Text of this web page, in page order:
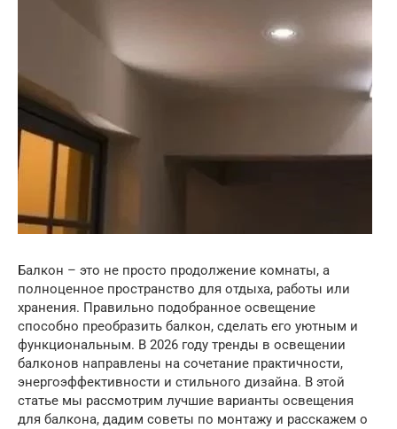
Балкон – это не просто продолжение комнаты, а
полноценное пространство для отдыха, работы или
хранения. Правильно подобранное освещение
способно преобразить балкон, сделать его уютным и
функциональным. В 2026 году тренды в освещении
балконов направлены на сочетание практичности,
энергоэффективности и стильного дизайна. В этой
статье мы рассмотрим лучшие варианты освещения
для балкона, дадим советы по монтажу и расскажем о